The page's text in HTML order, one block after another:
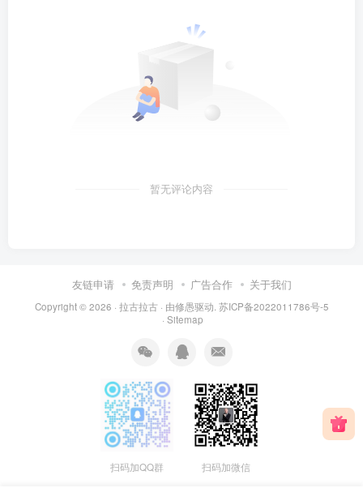
暂无评论内容
友链申请 免责声明 广告合作 关于我们
Copyright © 2026 · 拉古拉古 · 由修愚驱动. 苏ICP备2022011786号-5
· Sitemap
扫码加QQ群 扫码加微信